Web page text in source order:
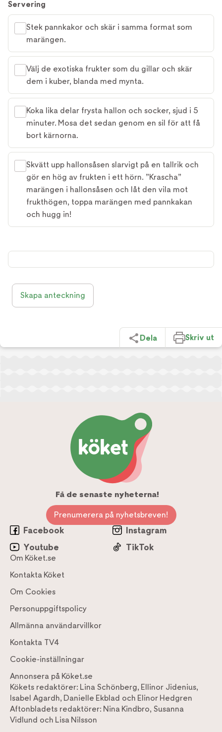
Servering
Stek pannkakor och skär i samma format som
marängen.
Välj de exotiska frukter som du gillar och skär
dem i kuber, blanda med mynta.
Koka lika delar frysta hallon och socker, sjud i 5
minuter. Mosa det sedan genom en sil för att få
bort kärnorna.
Skvätt upp hallonsåsen slarvigt på en tallrik och
gör en hög av frukten i ett hörn. ”Krascha”
marängen i hallonsåsen och låt den vila mot
frukthögen, toppa marängen med pannkakan
och hugg in!
Skapa anteckning
Dela Skriv ut
Få de senaste nyheterna!
Prenumerera på nyhetsbreven!
Facebook
Instagram
Youtube
TikTok
Om Köket.se
Kontakta Köket
Om Cookies
Personuppgiftspolicy
Allmänna användarvillkor
Kontakta TV4
Cookie-inställningar
Annonsera på Köket.se
Kökets redaktörer: Lina Schönberg, Ellinor Jidenius,
Isabel Agardh, Danielle Ekblad och Elinor Hedgren
Aftonbladets redaktörer: Nina Kindbro, Susanna
Vidlund och Lisa Nilsson